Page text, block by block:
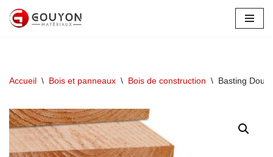
Accueil \ Bois et panneaux \ Bois de construction \ Basting